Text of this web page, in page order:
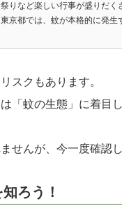
りなど楽しい行事が盛りだく
京都では、蚊が本格的に発
スクもあります。
「蚊の生態」に着目
せんが、今一度確認
ろう！